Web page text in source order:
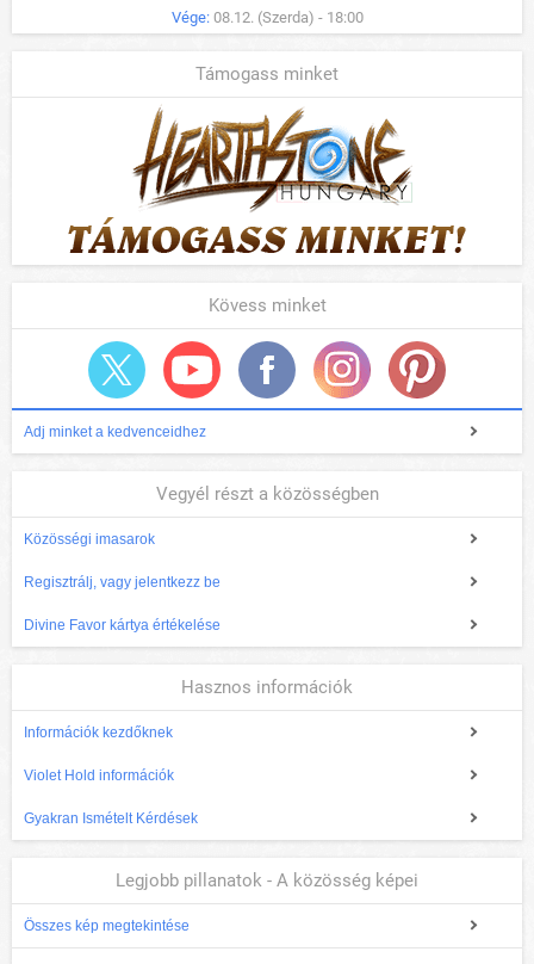
Vége: 08.12. (Szerda) - 18:00
Támogass minket
Kövess minket
Adj minket a kedvenceidhez
Vegyél részt a közösségben
Közösségi imasarok
Regisztrálj, vagy jelentkezz be
Divine Favor kártya értékelése
Hasznos információk
Információk kezdőknek
Violet Hold információk
Gyakran Ismételt Kérdések
Legjobb pillanatok - A közösség képei
Összes kép megtekintése